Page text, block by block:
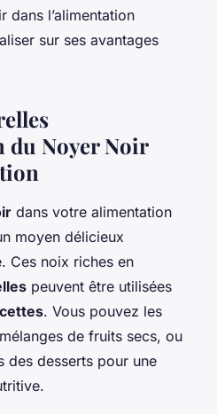
dans l’alimentation
sur ses avantages
du Noyer Noir
dans votre alimentation
moyen délicieux
Ces noix riches en
peuvent être utilisées
. Vous pouvez les
de fruits secs, ou
des desserts pour une